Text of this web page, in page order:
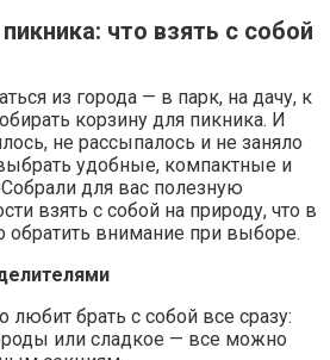
что взять с собой
из города — в парк, на дачу, к
корзину для пикника. И
не рассыпалось и не заняло
удобные, компактные и
для вас полезную
взять с собой на природу, что в
обратить внимание при выборе.
любит брать с собой все сразу:
или сладкое — все можно